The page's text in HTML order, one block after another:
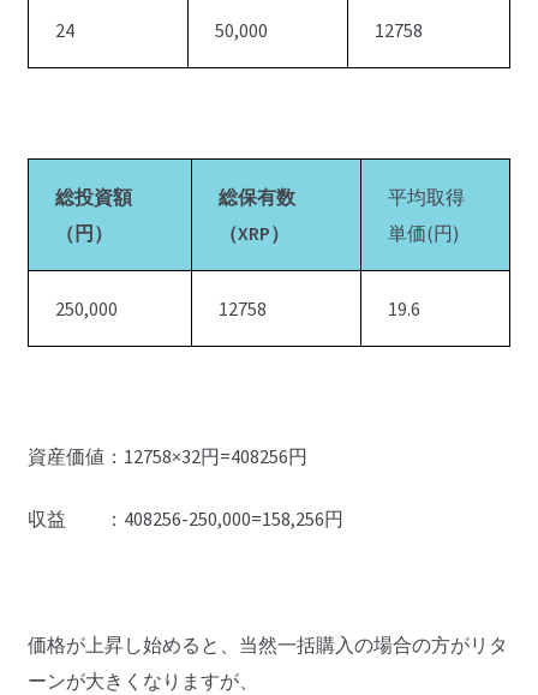
24 50,000 12758
総投資額
（円）
総保有数
（XRP）
平均取得
単価(円)
250,000 12758 19.6
資産価値：12758×32円=408256円
収益 ：408256-250,000=158,256円
価格が上昇し始めると、当然一括購入の場合の方がリタ
ーンが大きくなりますが、